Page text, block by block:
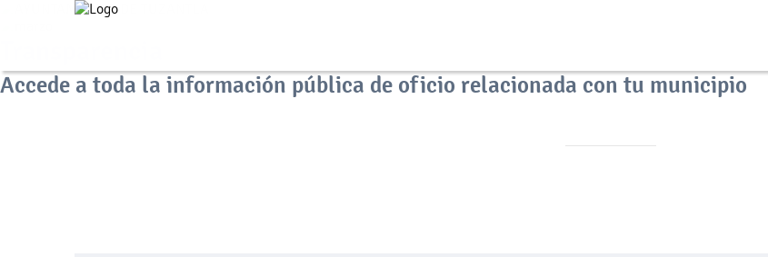
Accede a toda la información pública de oficio relacionada con tu municipio